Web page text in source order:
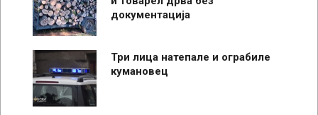
документација
Три лица натепале и ограбиле
кумановец